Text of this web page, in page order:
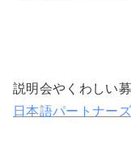
説明会やくわしい
日本語パートナー